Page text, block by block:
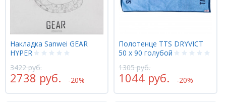
Накладка Sanwei GEAR
HYPER
3422 руб.
2738 руб. -20%
Полотенце TTS DRYVICT
50 х 90 голубой
1305 руб.
1044 руб. -20%